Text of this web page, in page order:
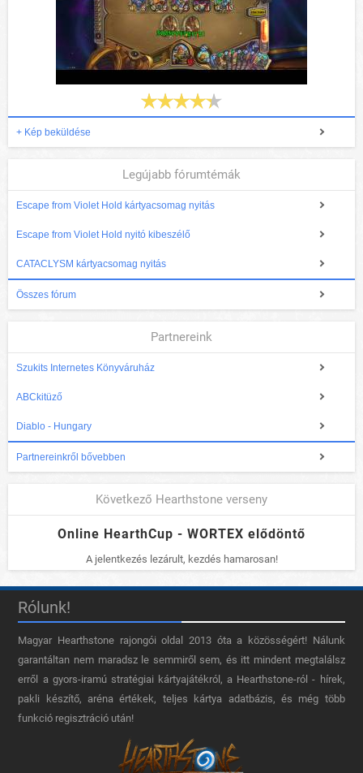
+ Kép beküldése
Legújabb fórumtémák
Escape from Violet Hold kártyacsomag nyitás
Escape from Violet Hold nyitó kibeszélő
CATACLYSM kártyacsomag nyitás
Összes fórum
Partnereink
Szukits Internetes Könyváruház
ABCkitüző
Diablo - Hungary
Partnereinkről bővebben
Következő Hearthstone verseny
Online HearthCup - WORTEX elődöntő
A jelentkezés lezárult, kezdés hamarosan!
Rólunk!
Magyar Hearthstone​ rajongói oldal 2013 óta a közösségért! Nálunk
garantáltan nem maradsz le semmiről sem, és itt mindent megtalálsz
erről a gyors-iramú stratégiai kártyajátékról, a Hearthstone-ról - hírek,
pakli készítő, aréna értékek, teljes kártya adatbázis, és még több
funkció regisztráció után!